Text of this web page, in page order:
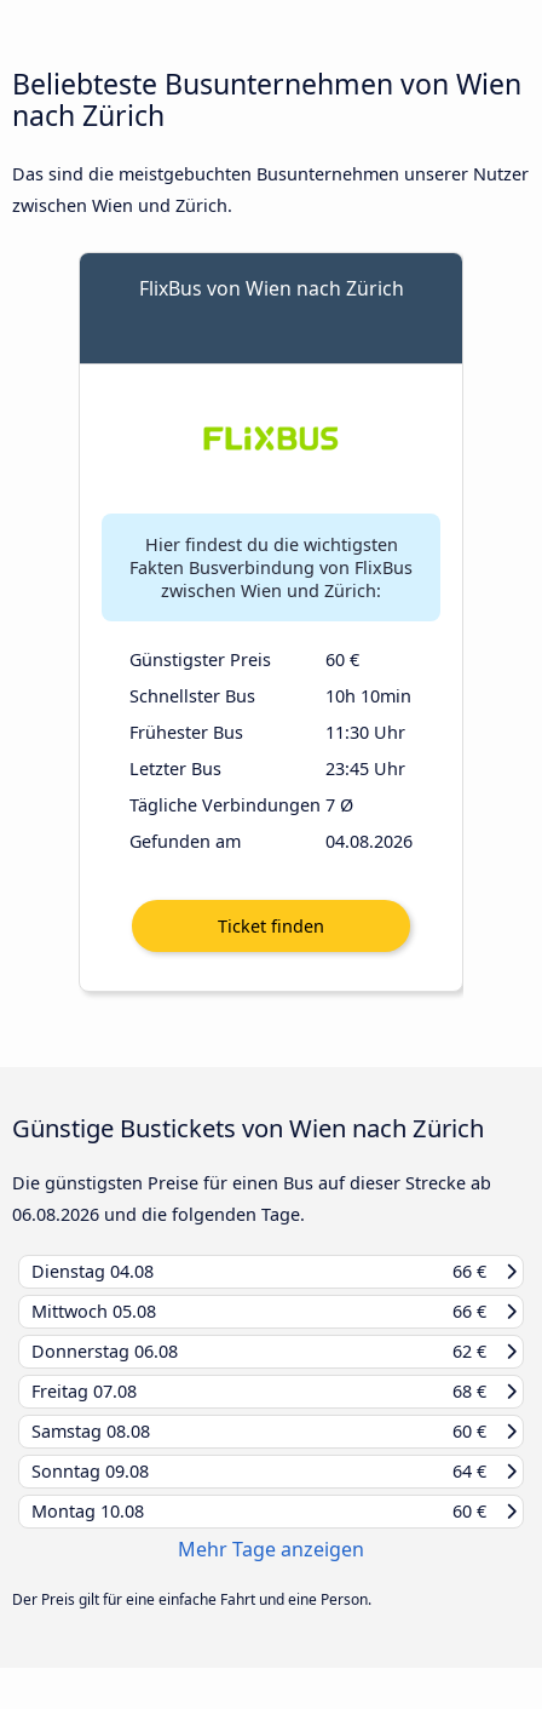
Beliebteste Busunternehmen von Wien
nach Zürich
Das sind die meistgebuchten Busunternehmen unserer Nutzer
zwischen Wien und Zürich.
FlixBus von Wien nach Zürich
Hier findest du die wichtigsten
Fakten Busverbindung von FlixBus
zwischen Wien und Zürich:
Günstigster Preis
60 €
Schnellster Bus
10h 10min
Frühester Bus
11:30 Uhr
Letzter Bus
23:45 Uhr
Tägliche Verbindungen 7 Ø
Gefunden am
04.08.2026
Günstige Bustickets von Wien nach Zürich
Die günstigsten Preise für einen Bus auf dieser Strecke ab
06.08.2026 und die folgenden Tage.
Dienstag 04.08
66 €
Mittwoch 05.08
66 €
Donnerstag 06.08
62 €
Freitag 07.08
68 €
Samstag 08.08
60 €
Sonntag 09.08
64 €
Montag 10.08 60 €
Mehr Tage anzeigen
Der Preis gilt für eine einfache Fahrt und eine Person.